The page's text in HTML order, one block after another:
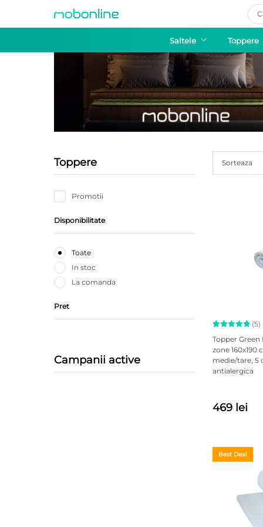
Saltele Toppere
Toppere
Promotii
Disponibilitate
Toate
In stoc
La comanda
Pret
Campanii active
Sorteaza
Evaluat la
5.00
din 5 pe
baza a
5
evaluări
(5)
Topper
zone
medie/tare, 5
antialergica
469 lei
Best Deal